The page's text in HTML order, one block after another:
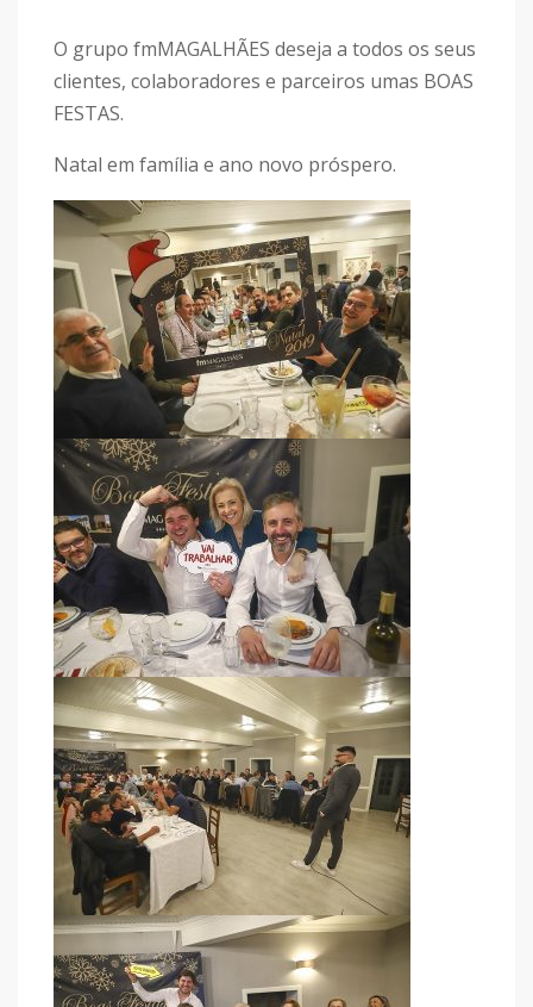
O grupo fmMAGALHÃES deseja a todos os seus
clientes, colaboradores e parceiros umas BOAS
FESTAS.
Natal em família e ano novo próspero.